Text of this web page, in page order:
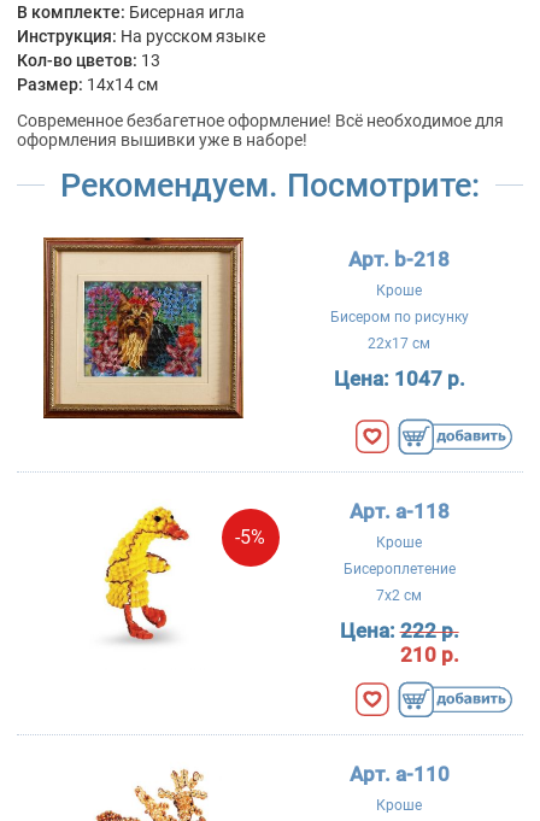
В комплекте: Бисерная игла
Инструкция: На русском языке
Кол-во цветов: 13
Размер: 14x14 см
Современное безбагетное оформление! Всё необходимое для
оформления вышивки уже в наборе!
Рекомендуем. Посмотрите:
Арт. b-218
Кроше
Бисером по рисунку
22x17 см
Цена: 1047 р.
-5%
Арт. a-118
Кроше
Бисероплетение
7x2 см
Цена:222 р.
210 р.
Арт. a-110
Кроше